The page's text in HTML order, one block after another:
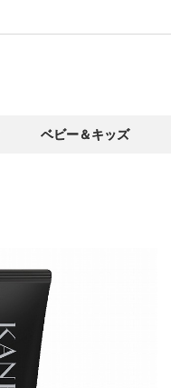
ベビー＆キッズ